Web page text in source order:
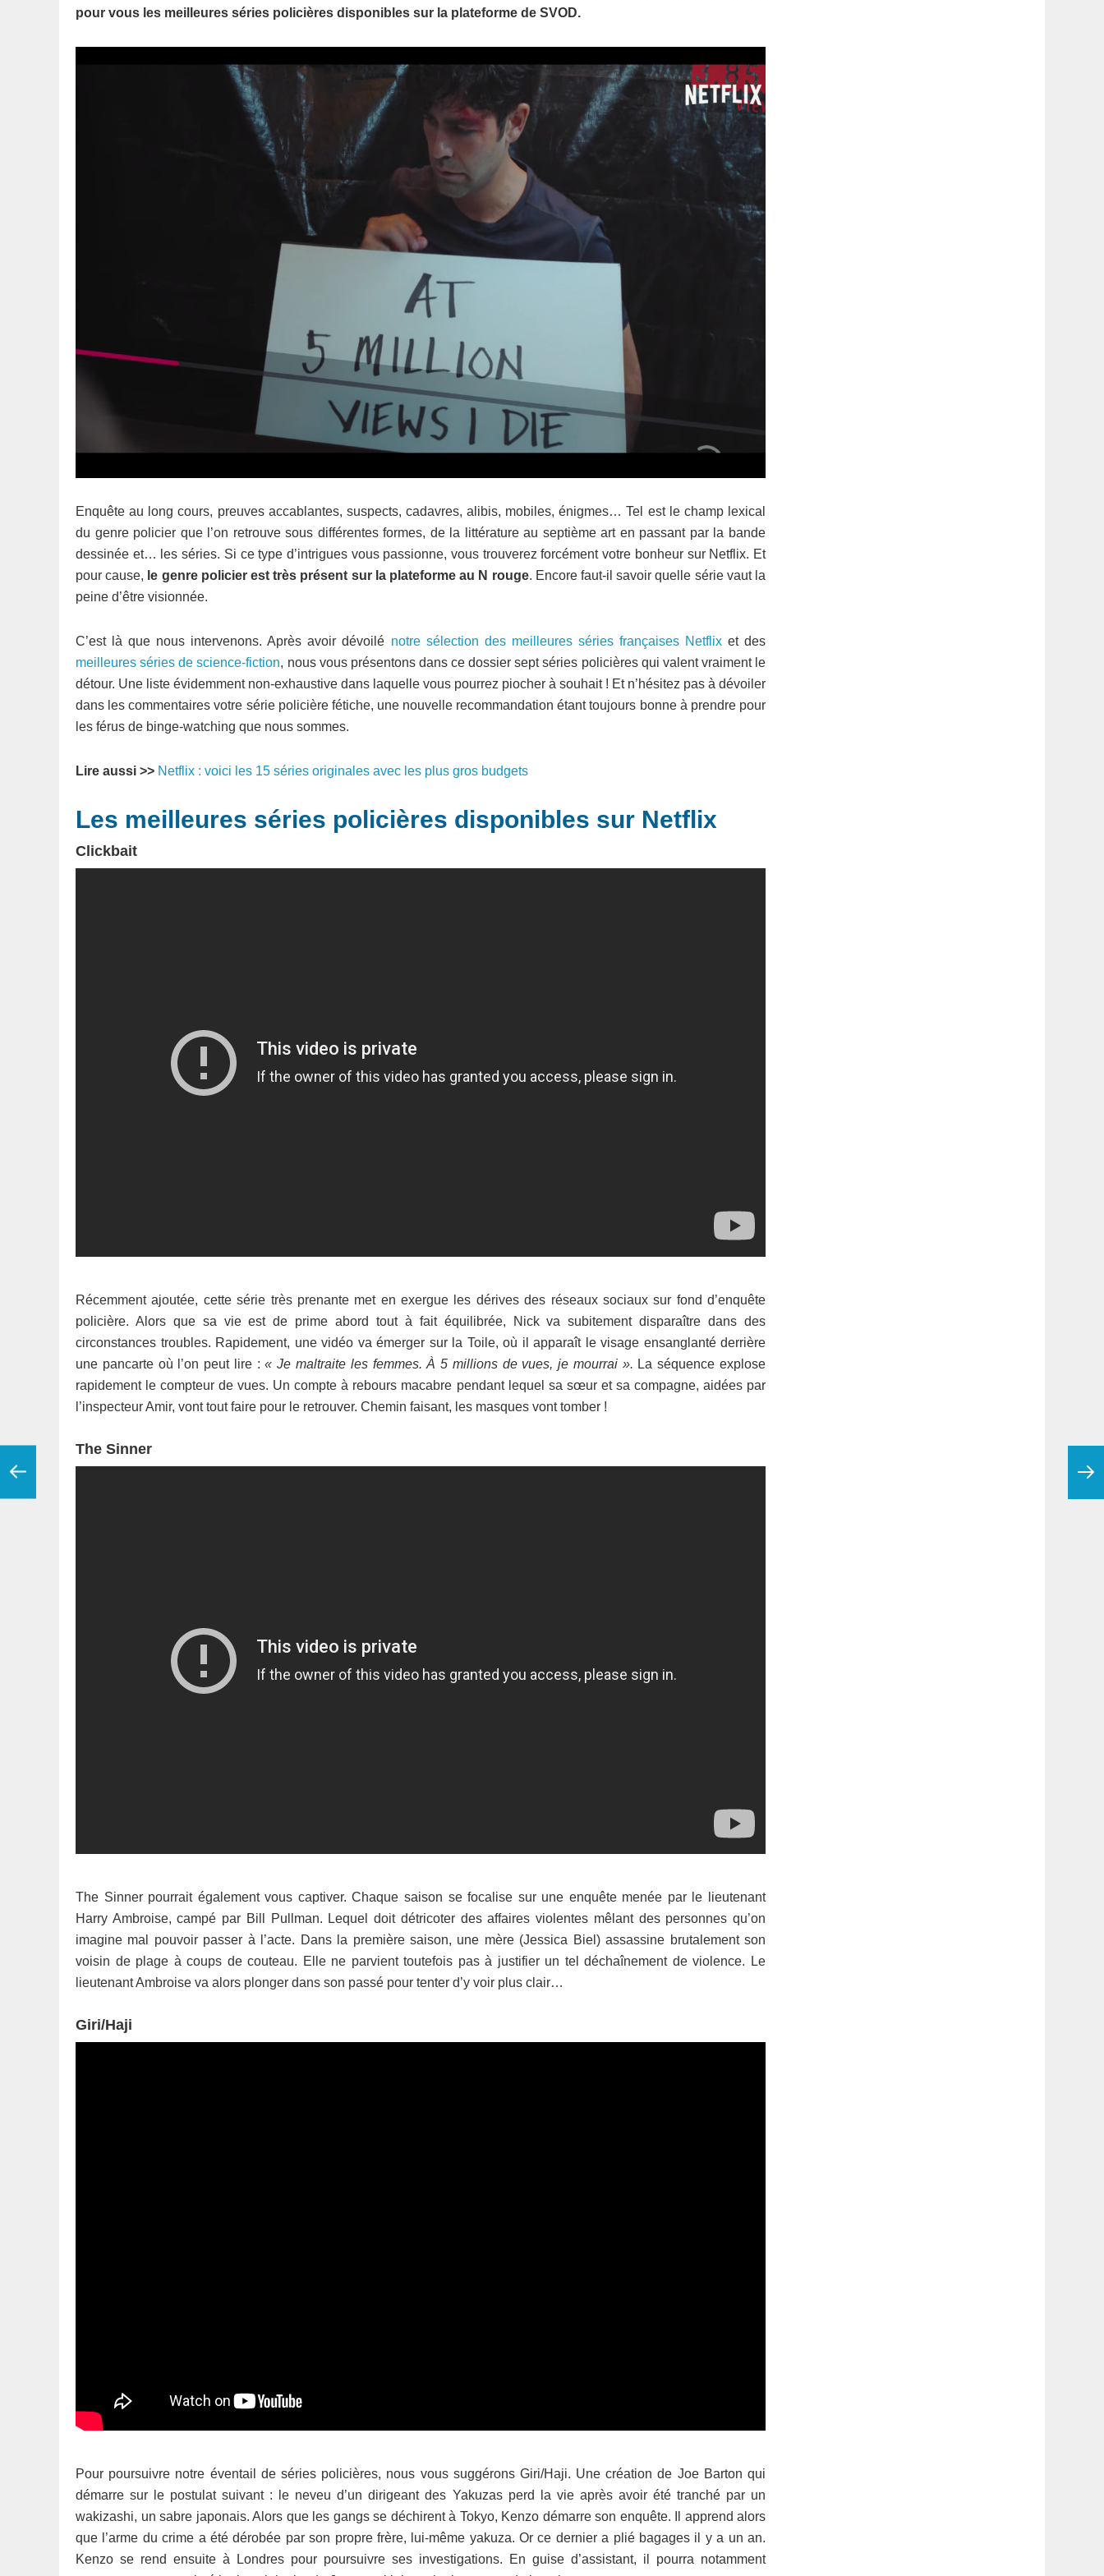
pour vous les meilleures séries policières disponibles sur la plateforme de SVOD.
Enquête au long cours, preuves accablantes, suspects, cadavres, alibis, mobiles, énigmes… Tel est le champ lexical
du genre policier que l’on retrouve sous différentes formes, de la littérature au septième art en passant par la bande
dessinée et… les séries. Si ce type d’intrigues vous passionne, vous trouverez forcément votre bonheur sur Netflix. Et
pour cause, le genre policier est très présent sur la plateforme au N rouge. Encore faut-il savoir quelle série vaut la
peine d’être visionnée.
C’est là que nous intervenons. Après avoir dévoilé notre sélection des meilleures séries françaises Netflixet des
meilleures séries de science-fiction, nous vous présentons dans ce dossier sept séries policières qui valent vraiment le
détour. Une liste évidemment non-exhaustive dans laquelle vous pourrez piocher à souhait ! Et n’hésitez pas à dévoiler
dans les commentaires votre série policière fétiche, une nouvelle recommandation étant toujours bonne à prendre pour
les férus de binge-watching que nous sommes.
Lire aussi >> Netflix : voici les 15 séries originales avec les plus gros budgets
Les meilleures séries policières disponibles sur Netflix
Clickbait
Récemment ajoutée, cette série très prenante met en exergue les dérives des réseaux sociaux sur fond d’enquête
policière. Alors que sa vie est de prime abord tout à fait équilibrée, Nick va subitement disparaître dans des
circonstances troubles. Rapidement, une vidéo va émerger sur la Toile, où il apparaît le visage ensanglanté derrière
une pancarte où l’on peut lire :« Je maltraite les femmes. À 5 millions de vues, je mourrai ». La séquence explose
rapidement le compteur de vues. Un compte à rebours macabre pendant lequel sa sœur et sa compagne, aidées par
l’inspecteur Amir, vont tout faire pour le retrouver. Chemin faisant, les masques vont tomber !
The Sinner
The Sinner pourrait également vous captiver. Chaque saison se focalise sur une enquête menée par le lieutenant
Harry Ambroise, campé par Bill Pullman. Lequel doit détricoter des affaires violentes mêlant des personnes qu’on
imagine mal pouvoir passer à l’acte. Dans la première saison, une mère (Jessica Biel) assassine brutalement son
voisin de plage à coups de couteau. Elle ne parvient toutefois pas à justifier un tel déchaînement de violence. Le
lieutenant Ambroise va alors plonger dans son passé pour tenter d’y voir plus clair…
Giri/Haji
Pour poursuivre notre éventail de séries policières, nous vous suggérons Giri/Haji. Une création de Joe Barton qui
démarre sur le postulat suivant : le neveu d’un dirigeant des Yakuzas perd la vie après avoir été tranché par un
wakizashi, un sabre japonais. Alors que les gangs se déchirent à Tokyo, Kenzo démarre son enquête. Il apprend alors
que l’arme du crime a été dérobée par son propre frère, lui-même yakuza. Or ce dernier a plié bagages il y a un an.
Kenzo se rend ensuite à Londres pour poursuivre ses investigations. En guise d’assistant, il pourra notamment